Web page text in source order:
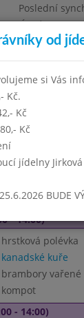
Poslední
Úterý
Omezení
Březen 2021
- 14:00)
hrstková polévka
kanadské kuře
brambory vařené
kompot
- 14:00)
od
si Vás
Kč.
Kč
Kč
jídelny Jirková
BUDE